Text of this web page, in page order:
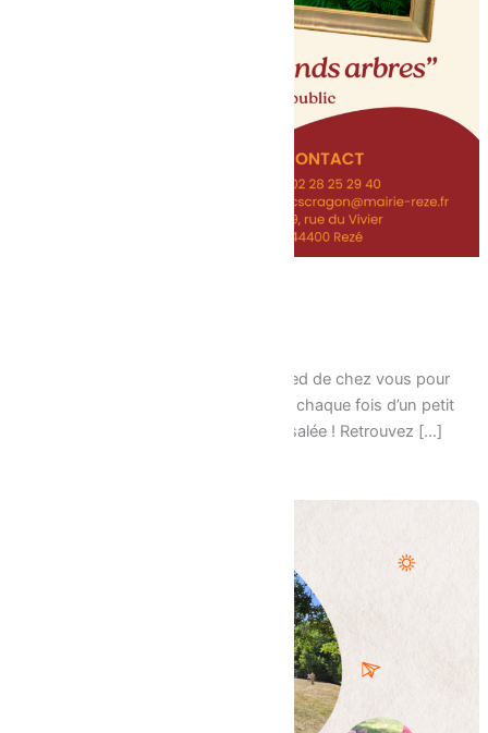
Cet été encore le CSC revient au pied de chez vous pour
des spectacles tous publics, suivi à chaque fois d’un petit
apéro partagé, d’une petite Tartine salée ! Retrouvez […]